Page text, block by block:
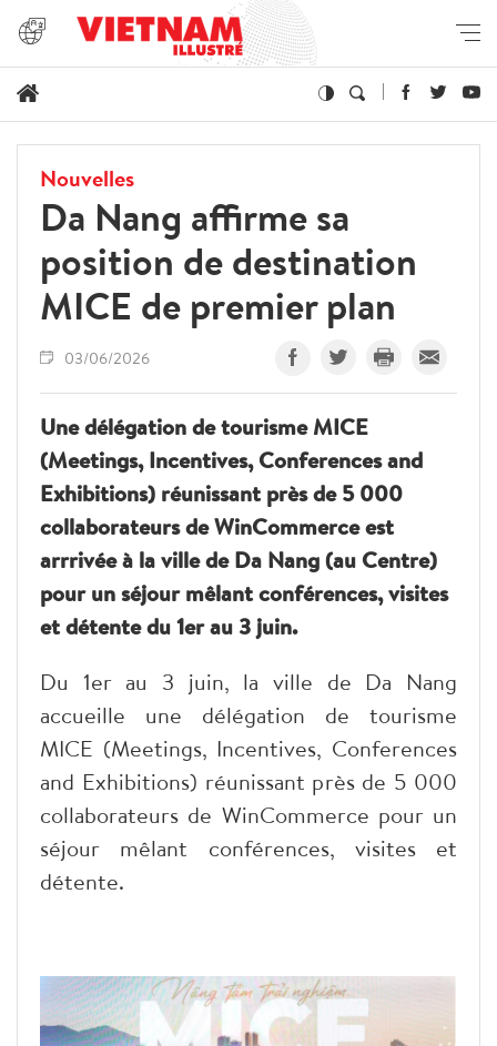
Nouvelles
Da Nang affirme sa
position de destination
MICE de premier plan
03/06/2026
Une délégation de tourisme MICE
(Meetings, Incentives, Conferences and
Exhibitions) réunissant près de 5 000
collaborateurs de WinCommerce est
arrrivée à la ville de Da Nang (au Centre)
pour un séjour mêlant conférences, visites
et détente du 1er au 3 juin.
Du 1er au 3 juin, la ville de Da Nang
accueille une délégation de tourisme
MICE (Meetings, Incentives, Conferences
and Exhibitions) réunissant près de 5 000
collaborateurs de WinCommerce pour un
séjour mêlant conférences, visites et
détente.